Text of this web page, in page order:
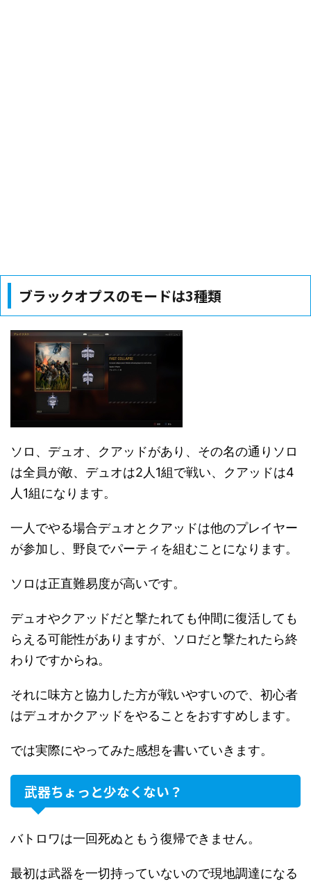
ブラックオプスのモードは3種類
ソロ、デュオ、クアッドがあり、その名の通りソロ
は全員が敵、デュオは2人1組で戦い、クアッドは4
人1組になります。
一人でやる場合デュオとクアッドは他のプレイヤー
が参加し、野良でパーティを組むことになります。
ソロは正直難易度が高いです。
デュオやクアッドだと撃たれても仲間に復活しても
らえる可能性がありますが、ソロだと撃たれたら終
わりですからね。
それに味方と協力した方が戦いやすいので、初心者
はデュオかクアッドをやることをおすすめします。
では実際にやってみた感想を書いていきます。
武器ちょっと少なくない？
バトロワは一回死ぬともう復帰できません。
最初は武器を一切持っていないので現地調達になる